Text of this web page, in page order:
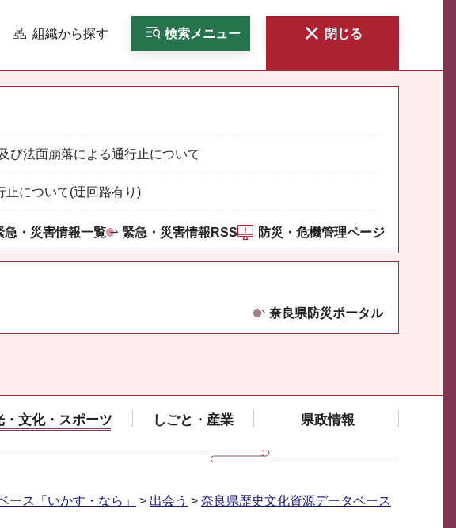
組織から探す 検索メニュー 閉じる
び法面崩落による通行止について
止について(迂回路有り)
急・災害情報一覧 緊急・災害情報RSS 防災・危機管理ページ
奈良県防災ポータル
・文化・スポーツ しごと・産業 県政情報
ース「いかす・なら」 > 出会う > 奈良県歴史文化資源データベース